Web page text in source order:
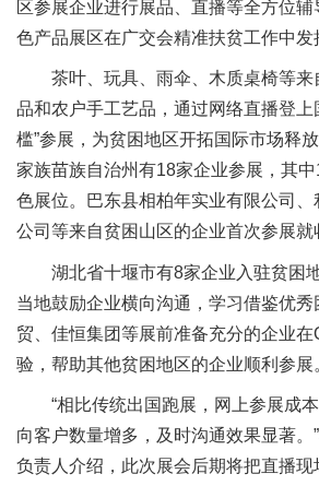
区参展企业进行展品、直播等全方位
色产品展区在广交会精准扶贫工作中发
茶叶、玩具、雨伞、木质桌椅等
品和农户手工艺品，通过网络直播登上
槛”参展，为贫困地区开拓国际市场释
家族苗族自治州有18家企业参展，其
色展位。巴东县相柏年实业有限公司
公司等来自贫困山区的企业首次参展就
湖北省十堰市有8家企业入驻贫困
当地鼓励企业横向沟通，学习借鉴优秀
贸、佳恒集团等展前准备充分的企业
验，帮助其他贫困地区的企业顺利参展
“相比传统出国跑展，网上参展成
向客户数量增多，及时沟通效果显著。
负责人介绍，此次展会后期将把直播